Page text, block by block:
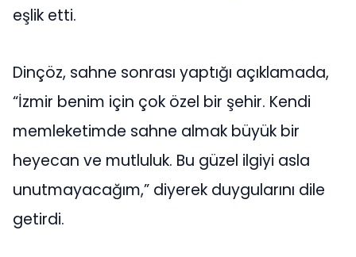
eşlik etti.
Dinçöz, sahne sonrası yaptığı açıklamada,
“İzmir benim için çok özel bir şehir. Kendi
memleketimde sahne almak büyük bir
heyecan ve mutluluk. Bu güzel ilgiyi asla
unutmayacağım,” diyerek duygularını dile
getirdi.